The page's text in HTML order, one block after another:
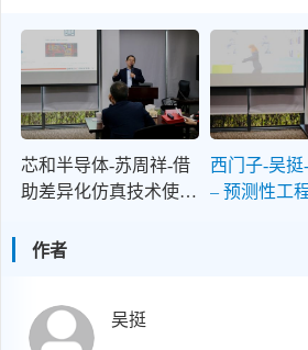
芯和半导体-苏周祥-借
助差异化仿真技术使能
西门子-吴挺
– 预测性工
作者
吴挺